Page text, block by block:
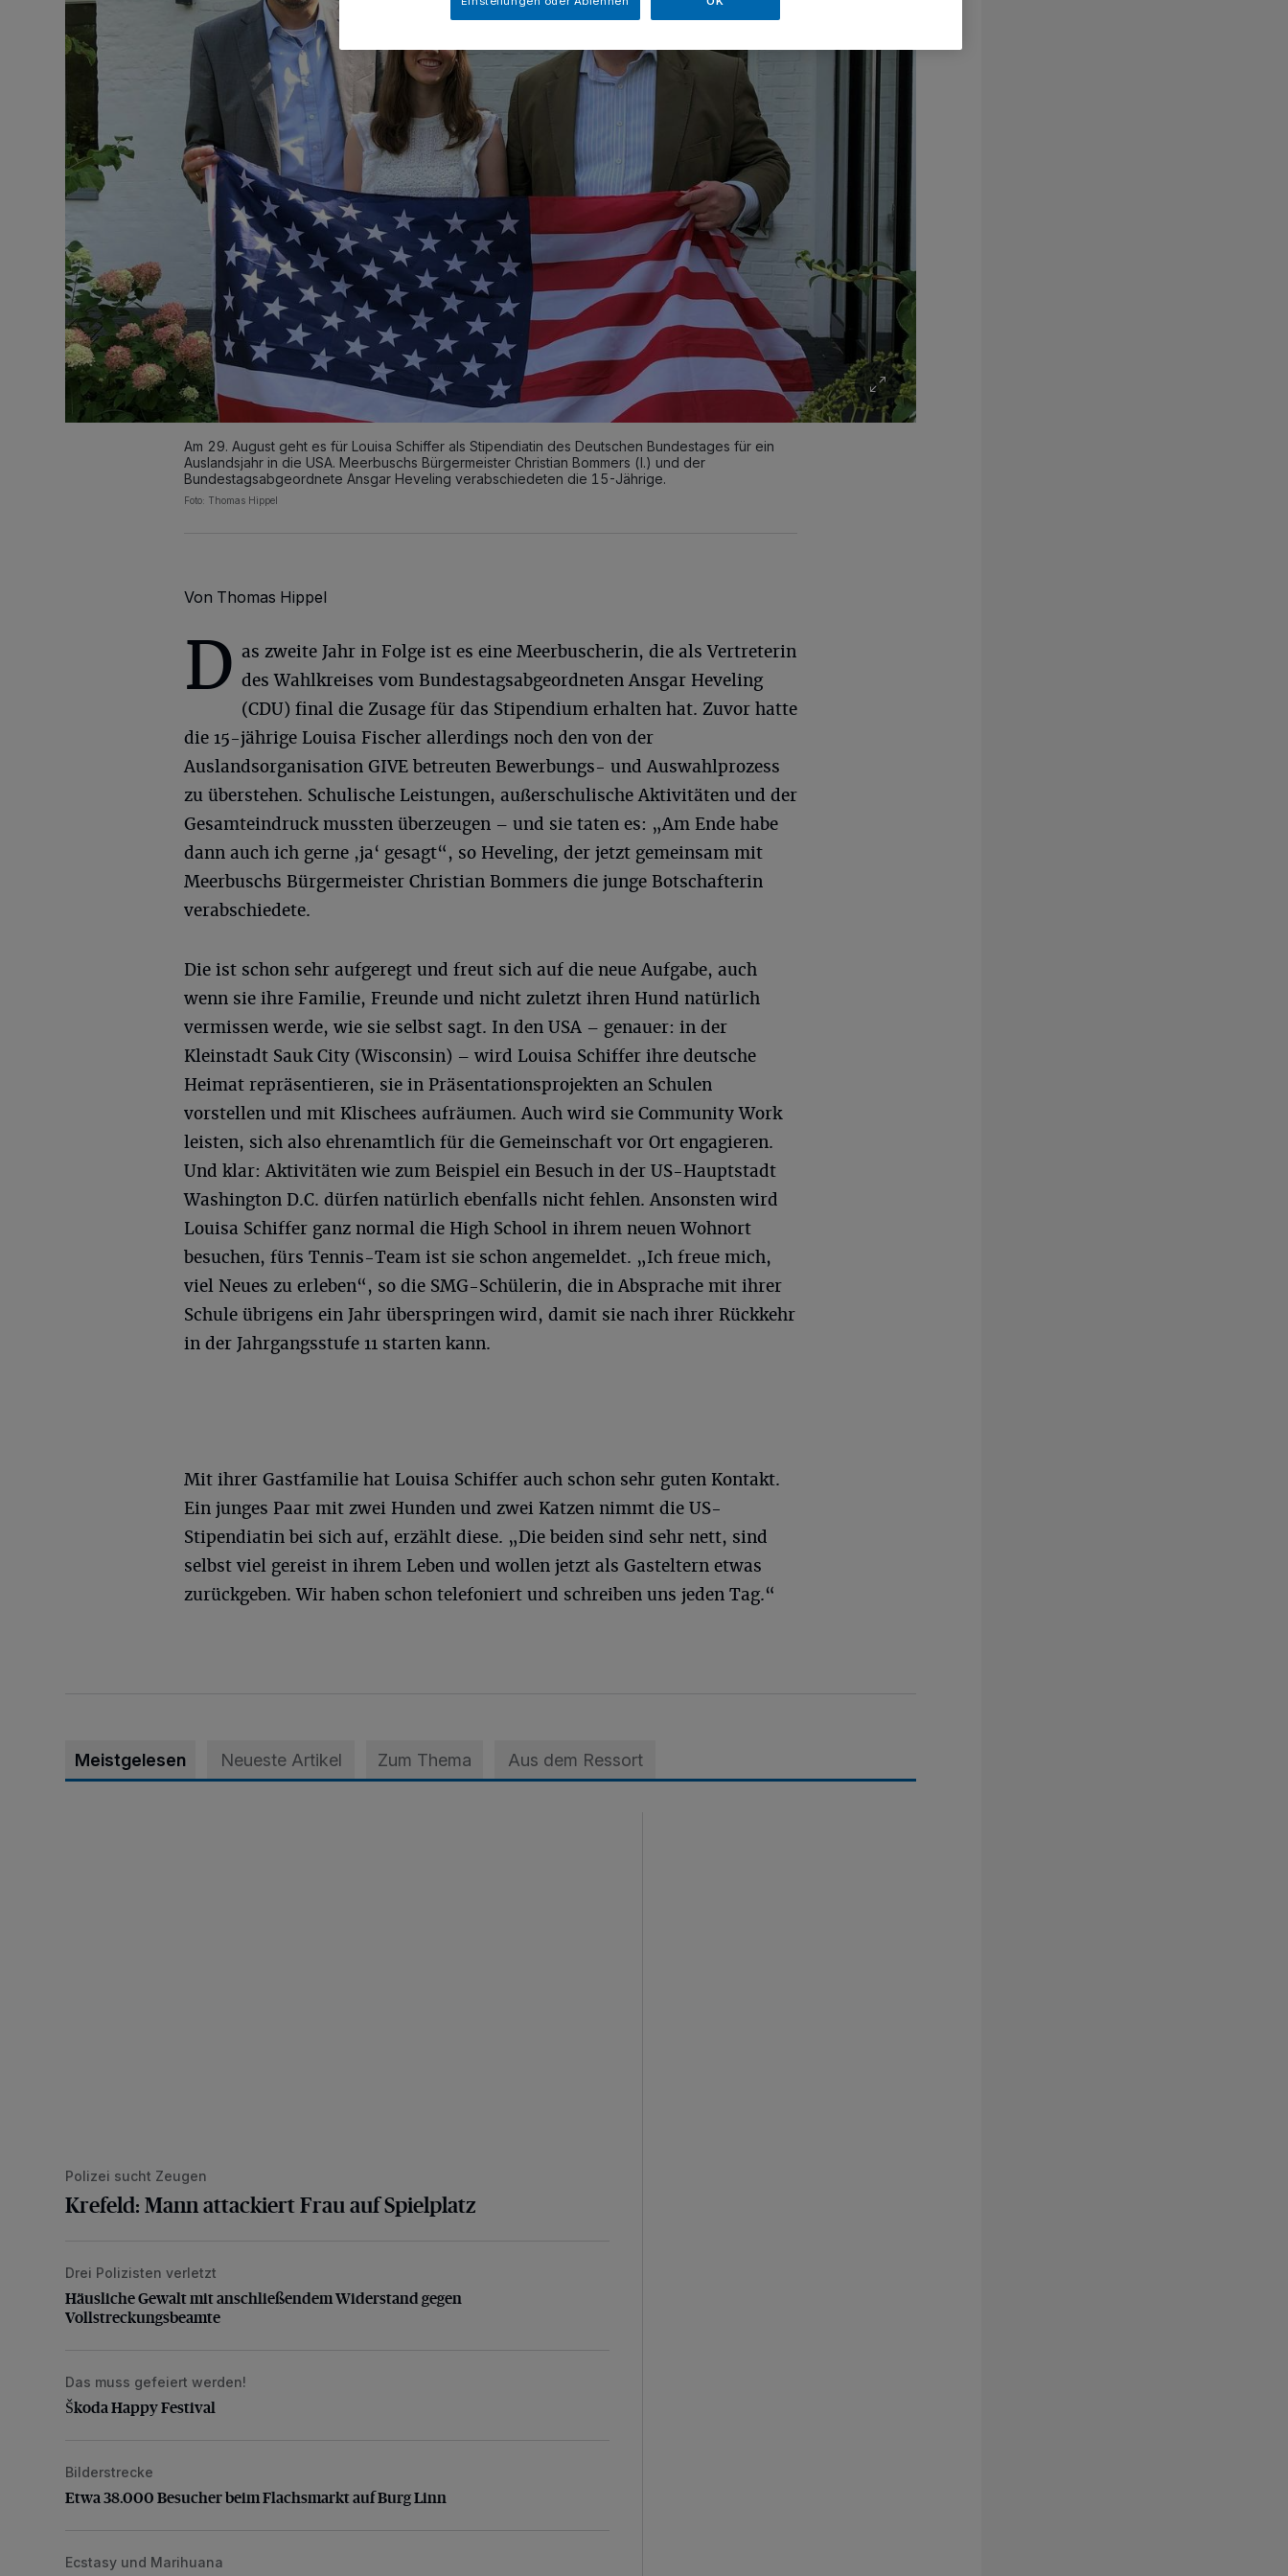
Am 29. August geht es für Louisa Schiffer als Stipendiatin des Deutschen Bundestages für ein
Auslandsjahr in die USA. Meerbuschs Bürgermeister Christian Bommers (l.) und der
Bundestagsabgeordnete Ansgar Heveling verabschiedeten die 15-Jährige.
Foto: Thomas Hippel
Von Thomas Hippel
D as zweite Jahr in Folge ist es eine Meerbuscherin, die als Vertreterin
des Wahlkreises vom Bundestagsabgeordneten Ansgar Heveling
(CDU) final die Zusage für das Stipendium erhalten hat. Zuvor hatte
die 15-jährige Louisa Fischer allerdings noch den von der
Auslandsorganisation GIVE betreuten Bewerbungs- und Auswahlprozess
zu überstehen. Schulische Leistungen, außerschulische Aktivitäten und der
Gesamteindruck mussten überzeugen – und sie taten es: „Am Ende habe
dann auch ich gerne ,ja‘ gesagt“, so Heveling, der jetzt gemeinsam mit
Meerbuschs Bürgermeister Christian Bommers die junge Botschafterin
verabschiedete.
Die ist schon sehr aufgeregt und freut sich auf die neue Aufgabe, auch
wenn sie ihre Familie, Freunde und nicht zuletzt ihren Hund natürlich
vermissen werde, wie sie selbst sagt. In den USA – genauer: in der
Kleinstadt Sauk City (Wisconsin) – wird Louisa Schiffer ihre deutsche
Heimat repräsentieren, sie in Präsentationsprojekten an Schulen
vorstellen und mit Klischees aufräumen. Auch wird sie Community Work
leisten, sich also ehrenamtlich für die Gemeinschaft vor Ort engagieren.
Und klar: Aktivitäten wie zum Beispiel ein Besuch in der US-Hauptstadt
Washington D.C. dürfen natürlich ebenfalls nicht fehlen. Ansonsten wird
Louisa Schiffer ganz normal die High School in ihrem neuen Wohnort
besuchen, fürs Tennis-Team ist sie schon angemeldet. „Ich freue mich,
viel Neues zu erleben“, so die SMG-Schülerin, die in Absprache mit ihrer
Schule übrigens ein Jahr überspringen wird, damit sie nach ihrer Rückkehr
in der Jahrgangsstufe 11 starten kann.
Mit ihrer Gastfamilie hat Louisa Schiffer auch schon sehr guten Kontakt.
Ein junges Paar mit zwei Hunden und zwei Katzen nimmt die US-
Stipendiatin bei sich auf, erzählt diese. „Die beiden sind sehr nett, sind
selbst viel gereist in ihrem Leben und wollen jetzt als Gasteltern etwas
zurückgeben. Wir haben schon telefoniert und schreiben uns jeden Tag.“
Meistgelesen Neueste Artikel Zum Thema Aus dem Ressort
Polizei sucht Zeugen
Krefeld: Mann attackiert Frau auf Spielplatz
Häusliche Gewalt mit anschließendem Widerstand gegen Vollstreckungsbeamte
Drei Polizisten verletzt
Häusliche Gewalt mit anschließendem Widerstand gegen
Vollstreckungsbeamte
Škoda Happy Festival
Das muss gefeiert werden!
Škoda Happy Festival
Etwa 38.000 Besucher beim Flachsmarkt auf Burg Linn
Bilderstrecke
Etwa 38.000 Besucher beim Flachsmarkt auf Burg Linn
Polizei nimmt sechs Drogendealer fest
Ecstasy und Marihuana